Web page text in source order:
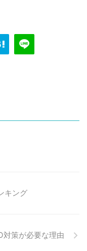
キング
対策が必要な理由